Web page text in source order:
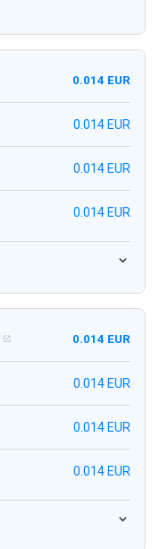
0.014 EUR
0.014 EUR
0.014 EUR
0.014 EUR
 0.014 EUR
0.014 EUR
0.014 EUR
0.014 EUR